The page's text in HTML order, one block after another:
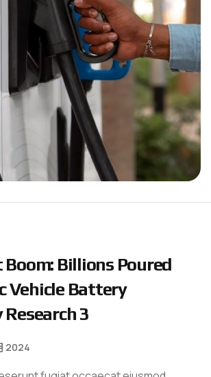
Boom: Billions Poured
cVehicle Battery
Research 3
2024